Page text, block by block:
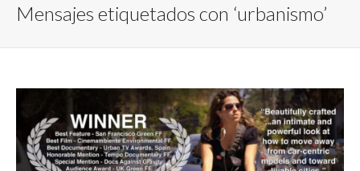
Mensajes etiquetados con ‘urbanismo’